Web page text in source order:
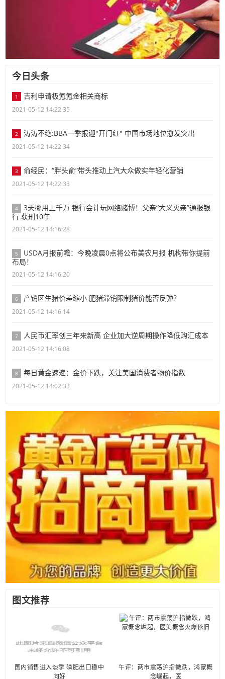
今日头条
1 吉利申请极氪氪金相关商标
2021-05-12 14:22:35
2 涛涛不绝:BBA一季报迎"开门红" 中国市场地位愈发突出
2021-05-12 14:22:34
3 俞经民：“胖头俞”带头推动上汽大众做实年轻化营销
2021-05-12 14:22:33
4
3天挪用上千万 银行会计玩网络赌博！父亲“大义灭亲”通报银
行 获刑10年
2021-05-12 14:16:28
5
USDA月报前瞻：今晚凌晨0点将公布美农月报 机构带你提前
布局！
2021-05-12 14:16:20
6 产销区生猪价差缩小 肥猪滞销限制猪价能否反弹？
2021-05-12 14:16:14
7 人民币汇率创三年来新高 企业加大逆周期操作降低购汇成本
2021-05-12 14:16:08
8 每日黄金速递：金价下跌，关注美国消费者物价指数
2021-05-12 14:02:33
图文推荐
国内销售进入淡季 磷肥出口稳中
向好
午评：两市震荡沪指微跌，鸿蒙概
念崛起，医